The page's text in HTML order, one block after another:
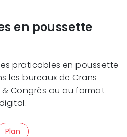
en poussette
praticables en poussette
les bureaux de Crans-
Congrès ou au format
Plan